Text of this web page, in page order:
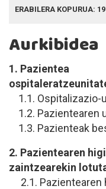
ERABILERA KOPURUA:
Aurkibidea
1. Pazientea
1.1. Ospitalizazio-
1.2. Pazientearen
1.3. Pazienteak
2. Pazientearen
zaintzearekin
2.1. Pazientearen